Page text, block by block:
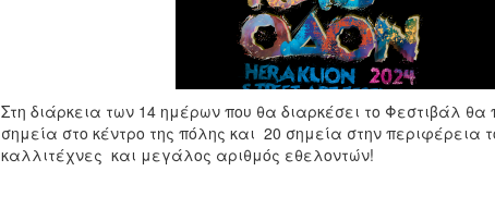
Στη διάρκεια των 14 ημέρων που θα διαρκέσει το Φεστιβάλ
σημεία στο κέντρο της πόλης και 20 σημεία στην περιφέρεια
καλλιτέχνες και μεγάλος αριθμός εθελοντών!